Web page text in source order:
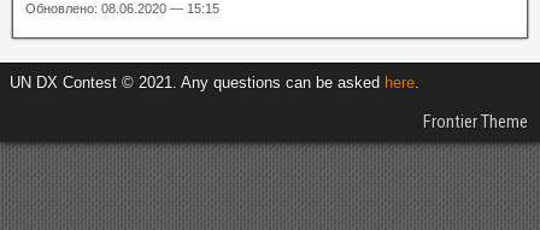
Обновлено: 08.06.2020 — 15:15
UN DX Contest © 2021. Any questions can be asked here.
Frontier Theme